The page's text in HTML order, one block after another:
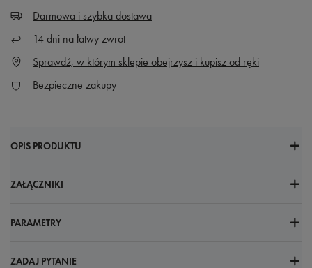
Darmowa i szybka dostawa
14 dni na łatwy zwrot
Sprawdź, w którym sklepie obejrzysz i kupisz od ręki
Bezpieczne zakupy
OPIS PRODUKTU
ZAŁĄCZNIKI
PARAMETRY
ZADAJ PYTANIE